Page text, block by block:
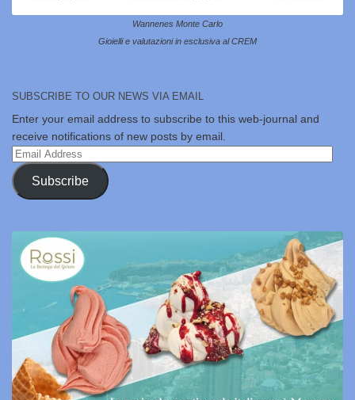
Wannenes Monte Carlo
Gioielli e valutazioni in esclusiva al CREM
SUBSCRIBE TO OUR NEWS VIA EMAIL
Enter your email address to subscribe to this web-journal and
receive notifications of new posts by email.
Email
Address
Subscribe